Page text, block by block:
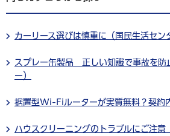
カーリース選びは慎重に（国民生活セン
スプレー缶製品 正しい知識で事故を防
ー）
据置型Wi-Fiルーターが実質無料？契約
ハウスクリーニングのトラブルにご注意